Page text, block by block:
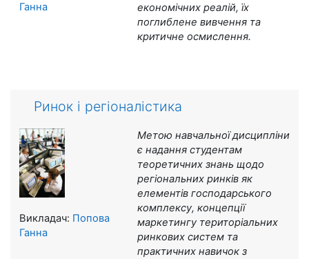
економічних реалій, їх
поглиблене вивчення та
критичне осмислення.
Ганна
Ринок і регіоналістика
Метою навчальної дисципліни
є надання студентам
теоретичних знань щодо
регіональних ринків як
елементів господарського
комплексу, концепції
маркетингу територіальних
ринкових системта
практичних навичок з
Викладач: Попова
Ганна